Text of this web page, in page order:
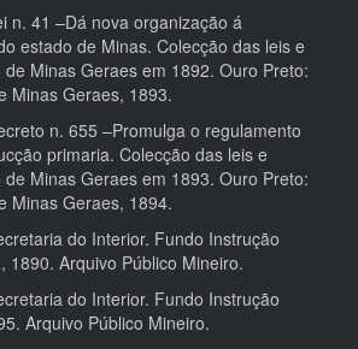
n. 41 –Dá nova organização á
estado de Minas. Colecção das leis e
Minas Geraes em 1892. Ouro Preto:
Minas Geraes, 1893.
n. 655 –Promulga o regulamento
primaria. Colecção das leis e
Minas Geraes em 1893. Ouro Preto:
Minas Geraes, 1894.
do Interior. Fundo Instrução
1890. Arquivo Público Mineiro.
do Interior. Fundo Instrução
Arquivo Público Mineiro.